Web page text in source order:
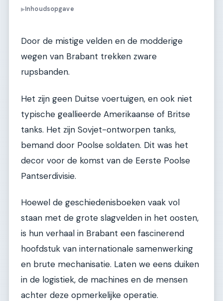
▶Inhoudsopgave
Door de mistige velden en de modderige
wegen van Brabant trekken zware
rupsbanden.
Het zijn geen Duitse voertuigen, en ook niet
typische geallieerde Amerikaanse of Britse
tanks. Het zijn Sovjet-ontworpen tanks,
bemand door Poolse soldaten. Dit was het
decor voor de komst van de Eerste Poolse
Pantserdivisie.
Hoewel de geschiedenisboeken vaak vol
staan met de grote slagvelden in het oosten,
is hun verhaal in Brabant een fascinerend
hoofdstuk van internationale samenwerking
en brute mechanisatie. Laten we eens duiken
in de logistiek, de machines en de mensen
achter deze opmerkelijke operatie.